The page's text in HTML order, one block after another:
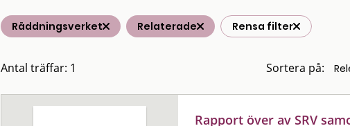
Räddningsverket Relaterade Rensa filter
Antal träffar: 1 Sortera på:
Rapport över av SRV